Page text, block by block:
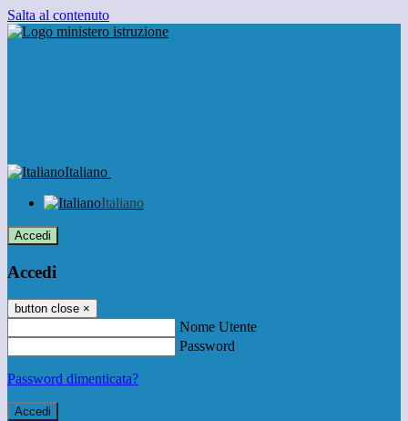
Salta al contenuto
Italiano
Italiano
Accedi
Accedi
button close ×
Nome Utente
Password
Password dimenticata?